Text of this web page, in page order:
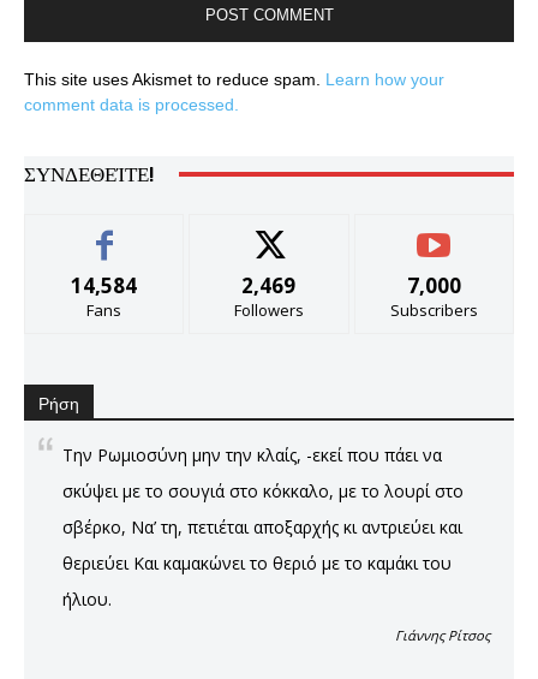
This site uses Akismet to reduce spam. Learn how your
comment data is processed.
ΣΥΝΔΕΘΕΊΤΕ!
14,584
Fans
2,469
Followers
7,000
Subscribers
Ρήση
Την Ρωμιοσύνη μην την κλαίς, -εκεί που πάει να
σκύψει με το σουγιά στο κόκκαλο, με το λουρί στο
σβέρκο, Να’ τη, πετιέται αποξαρχής κι αντριεύει και
θεριεύει Και καμακώνει το θεριό με το καμάκι του
ήλιου.
Γιάννης Ρίτσος